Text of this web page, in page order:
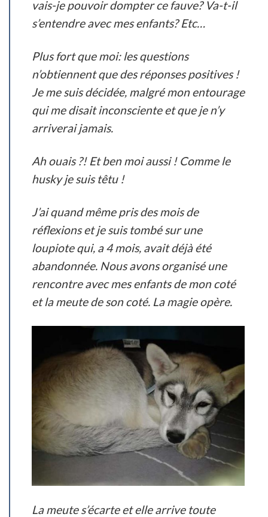
vais-je pouvoir dompter ce fauve? Va-t-il
s’entendre avec mes enfants? Etc…
Plus fort que moi: les questions
n’obtiennent que des réponses positives !
Je me suis décidée, malgré mon entourage
qui me disait inconsciente et que je n’y
arriverai jamais.
Ah ouais ?! Et ben moi aussi ! Comme le
husky je suis têtu !
J’ai quand même pris des mois de
réflexions et je suis tombé sur une
loupiote qui, a 4 mois, avait déjà été
abandonnée. Nous avons organisé une
rencontre avec mes enfants de mon coté
et la meute de son coté. La magie opère.
La meute s’écarte et elle arrive toute